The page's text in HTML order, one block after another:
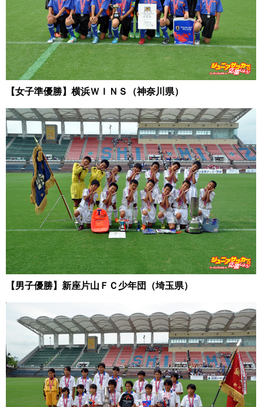
【女子準優勝】横浜ＷＩＮＳ（神奈川県）
【男子優勝】新座片山ＦＣ少年団（埼玉県）